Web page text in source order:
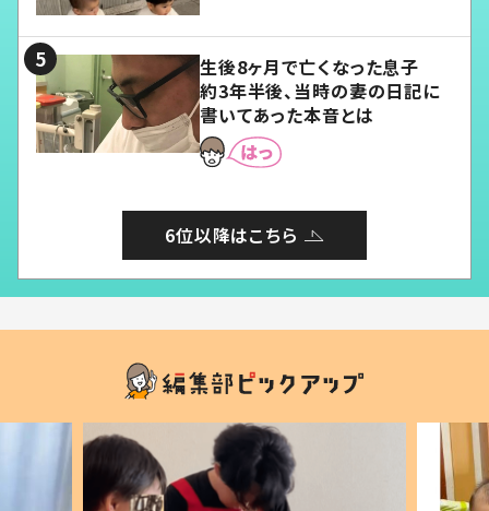
生後8ヶ月で亡くなった息子
約3年半後、当時の妻の日記に
書いてあった本音とは
6位以降はこちら